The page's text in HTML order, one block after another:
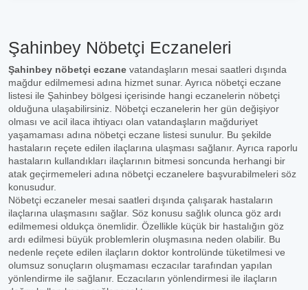
Şahinbey Nöbetçi Eczaneleri
Şahinbey nöbetçi eczane vatandaşların mesai saatleri dışında
mağdur edilmemesi adına hizmet sunar. Ayrıca nöbetçi eczane
listesi ile Şahinbey bölgesi içerisinde hangi eczanelerin nöbetçi
olduğuna ulaşabilirsiniz. Nöbetçi eczanelerin her gün değişiyor
olması ve acil ilaca ihtiyacı olan vatandaşların mağduriyet
yaşamaması adına nöbetçi eczane listesi sunulur. Bu şekilde
hastaların reçete edilen ilaçlarına ulaşması sağlanır. Ayrıca raporlu
hastaların kullandıkları ilaçlarının bitmesi soncunda herhangi bir
atak geçirmemeleri adına nöbetçi eczanelere başvurabilmeleri söz
konusudur.
Nöbetçi eczaneler mesai saatleri dışında çalışarak hastaların
ilaçlarına ulaşmasını sağlar. Söz konusu sağlık olunca göz ardı
edilmemesi oldukça önemlidir. Özellikle küçük bir hastalığın göz
ardı edilmesi büyük problemlerin oluşmasına neden olabilir. Bu
nedenle reçete edilen ilaçların doktor kontrolünde tüketilmesi ve
olumsuz sonuçların oluşmaması eczacılar tarafından yapılan
yönlendirme ile sağlanır. Eczacıların yönlendirmesi ile ilaçların